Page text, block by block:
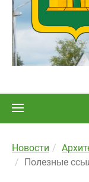
Новости
Полезные